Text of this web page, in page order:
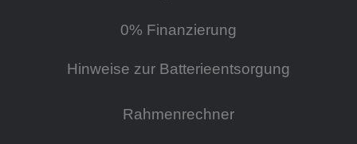
0% Finanzierung
Hinweise zur Batterieentsorgung
Rahmenrechner